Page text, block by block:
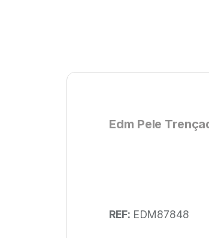
Edm Pele
REF: EDM87848